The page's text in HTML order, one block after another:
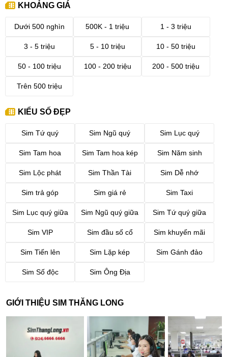
KHOẢNG GIÁ
Dưới 500 nghìn 500K - 1 triệu 1 - 3 triệu
3 - 5 triệu 5 - 10 triệu 10 - 50 triệu
50 - 100 triệu 100 - 200 triệu 200 - 500 triệu
Trên 500 triệu
KIỂU SỐ ĐẸP
Sim Tứ quý Sim Ngũ quý Sim Lục quý
Sim Tam hoa Sim Tam hoa kép Sim Năm sinh
Sim Lộc phát Sim Thần Tài Sim Dễ nhớ
Sim trả góp Sim giá rẻ Sim Taxi
Sim Lục quý giữa Sim Ngũ quý giữa Sim Tứ quý giữa
Sim VIP Sim đầu số cổ Sim khuyến mãi
Sim Tiến lên Sim Lặp kép Sim Gánh đảo
Sim Số độc Sim Ông Địa
GIỚI THIỆU SIM THĂNG LONG